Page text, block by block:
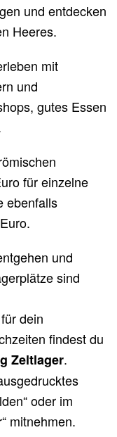
und entdecken
Heeres.
mit
und
gutes Essen
für einzelne
ebenfalls
und
sind
dein
findest du
Zeltlager.
oder im
mitnehmen.